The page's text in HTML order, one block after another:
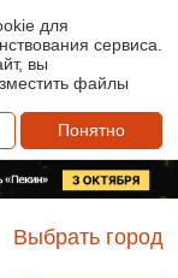
для
сервиса.
вы
файлы
Понятно
Выбрать город